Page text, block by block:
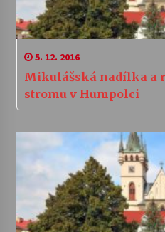
5. 12. 2016
Mikulášská nadílka a
stromu v Humpolci